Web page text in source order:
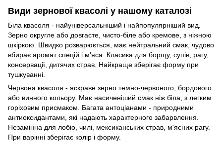
Види зернової квасолі у нашому каталозі
Біла квасоля - найуніверсальніший і найпопулярніший вид.
Зерно округле або довгасте, чисто-біле або кремове, з ніжною
шкіркою. Швидко розварюється, має нейтральний смак, чудово
вбирає аромат спецій і м'яса. Класика для борщу, супів, рагу,
консервації, дитячих страв. Найкраще зберігає форму при
тушкуванні.
Червона квасоля - яскраве зерно темно-червоного, бордового
або винного кольору. Має насиченіший смак ніж біла, з легким
горіховим присмаком. Багата антоціанами - природними
антиоксидантами, які надають характерного забарвлення.
Незамінна для лобіо, чилі, мексиканських страв, м'ясних рагу.
При варінні зберігає колір і форму.